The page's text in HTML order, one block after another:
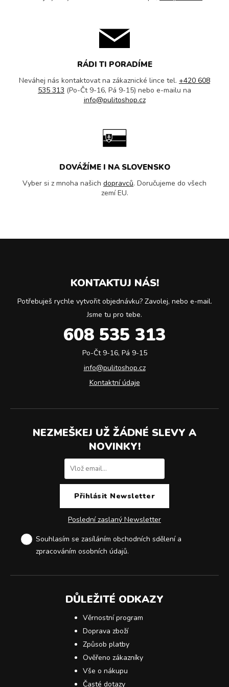
RÁDI TI PORADÍME
Neváhej nás kontaktovat na zákaznické lince tel. +420 608
535 313 (Po-Čt 9-16, Pá 9-15) nebo e-mailu na
info@pulitoshop.cz
DOVÁŽÍME I NA SLOVENSKO
Vyber si z mnoha našich dopravců. Doručujeme do všech
zemí EU.
KONTAKTUJ NÁS!
Potřebuješ rychle vytvořit objednávku? Zavolej, nebo e-mail.
Jsme tu pro tebe.
608 535 313
Po-Čt 9-16, Pá 9-15
info@pulitoshop.cz
Kontaktní údaje
NEZMEŠKEJ UŽ ŽÁDNÉ SLEVY A
NOVINKY!
Poslední zaslaný Newsletter
Souhlasím se zasíláním obchodních sdělení a
zpracováním osobních údajů.
DŮLEŽITÉ ODKAZY
Věrnostní program
Doprava zboží
Způsob platby
Ověřeno zákazníky
Vše o nákupu
Časté dotazy